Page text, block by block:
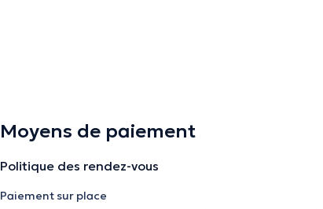
Moyens de paiement
Politique des rendez-vous
Paiement sur place